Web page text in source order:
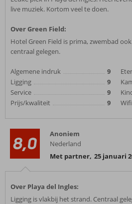
live muziek. Kortom veel te doen.
Over Green Field:
Hotel Green Field is prima, zwembad
centraal gelegen.
Algemene indruk
9
Ligging
9
Service
9
Prijs/kwaliteit
9
8,0
Anoniem
Nederland
Met partner, 25 januari
Over Playa del Ingles:
Ligging is vlakbij het strand. Centraal